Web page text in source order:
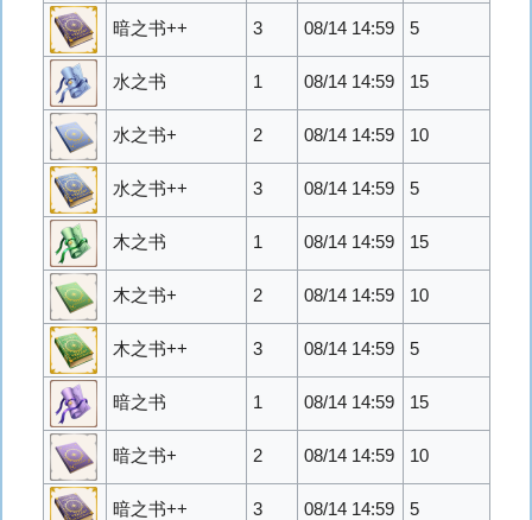
暗之书++ 3 08/14 14:59 5
水之书 1 08/14 14:59 15
水之书+ 2 08/14 14:59 10
水之书++ 3 08/14 14:59 5
木之书 1 08/14 14:59 15
木之书+ 2 08/14 14:59 10
木之书++ 3 08/14 14:59 5
暗之书 1 08/14 14:59 15
暗之书+ 2 08/14 14:59 10
暗之书++ 3 08/14 14:59 5